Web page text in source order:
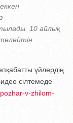
10 айлық
үйлердің
сілтемеде
v-zhilom-